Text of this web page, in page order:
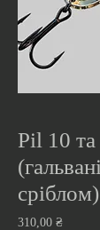
Pil 10
сріблом)
310,00 ₴Ціна